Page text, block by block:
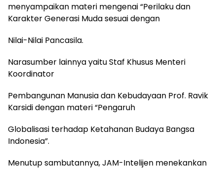
menyampaikan materi mengenai “Perilaku dan
Karakter Generasi Muda sesuai dengan
Nilai-Nilai Pancasila.
Narasumber lainnya yaitu Staf Khusus Menteri
Koordinator
Pembangunan Manusia dan Kebudayaan Prof. Ravik
Karsidi dengan materi “Pengaruh
Globalisasi terhadap Ketahanan Budaya Bangsa
Indonesia”.
Menutup sambutannya, JAM-Intelijen menekankan